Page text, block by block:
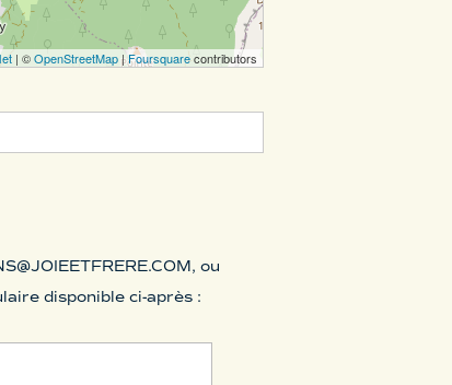
| ©OpenStreetMap|Foursquarecontributors
, ou
disponible ci-après :